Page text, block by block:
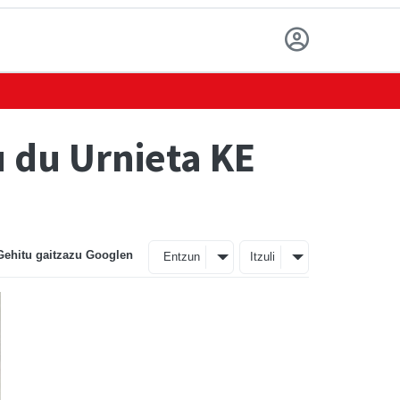
Urnieta KE
gaitzazu Googlen Entzun Itzuli